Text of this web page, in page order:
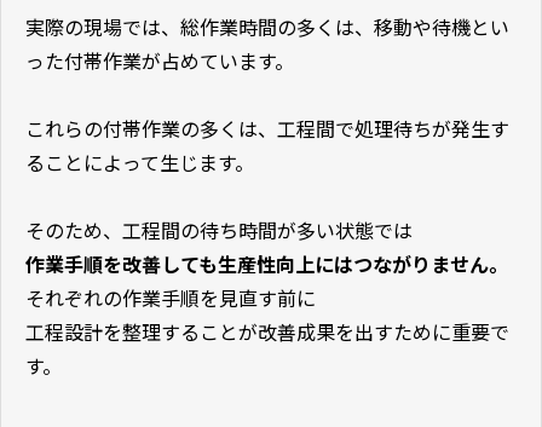
実際の現場では、総作業時間の多くは、移動や待機とい
った付帯作業が占めています。
これらの付帯作業の多くは、工程間で処理待ちが発生す
ることによって生じます。
そのため、工程間の待ち時間が多い状態では
作業手順を改善しても生産性向上にはつながりません。
それぞれの作業手順を見直す前に
工程設計を整理することが改善成果を出すために重要で
す。